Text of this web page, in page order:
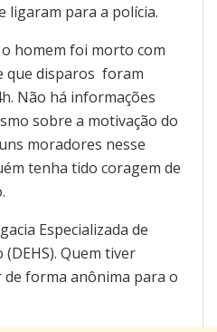
ligaram para a polícia.
homem foi morto com
que disparos foram
Não há informações
sobre a motivação do
moradores nesse
tenha tido coragem de
Especializada de
Quem tiver
forma anônima para o